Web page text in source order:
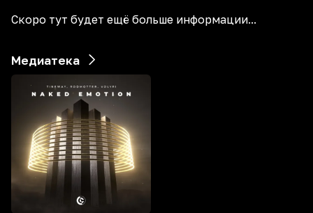
Скоро тут будет ещё больше информации...
Медиатека